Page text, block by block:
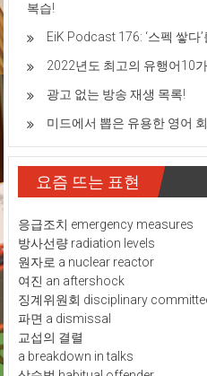
복습!
EiK Podcast 176: ‘스펙 쌓다
2022년도 최고의 유행어10
광고 없는 방송 재생 목록!
미드에서 뽑은 유용한 영어
요즘 뜨는 표현
응급조치 emergency measures
방사선량 radiation levels
원자로 a nuclear reactor
여진 an aftershock
징계위원회 disciplinary
파면 a dismissal
교섭의 결렬
a breakdown in talks